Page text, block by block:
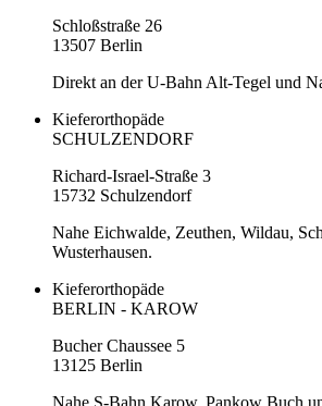
Schloßstraße 26
13507 Berlin
Direkt an der U-Bahn Alt-Tegel und
Kieferorthopäde
SCHULZENDORF
Richard-Israel-Straße 3
15732 Schulzendorf
Nahe Eichwalde, Zeuthen, Wildau,
Wusterhausen.
Kieferorthopäde
BERLIN - KAROW
Bucher Chaussee 5
13125 Berlin